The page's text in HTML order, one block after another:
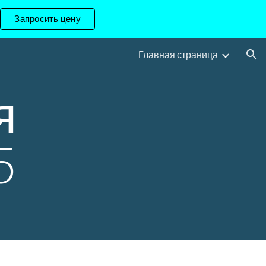
Запросить цену
Главная страница